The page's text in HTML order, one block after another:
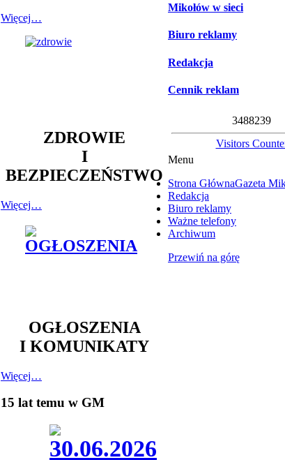
Więcej…
ZDROWIE
I
BEZPIECZEŃSTWO
Więcej…
OGŁOSZENIA
I KOMUNIKATY
Więcej…
15 lat temu w GM
Mikołów w sieci
Biuro reklamy
Redakcja
Cennik reklam
3488239
Visitors
Menu
Strona GłównaGazeta
Redakcja
Biuro reklamy
Ważne telefony
Archiwum
Przewiń na górę